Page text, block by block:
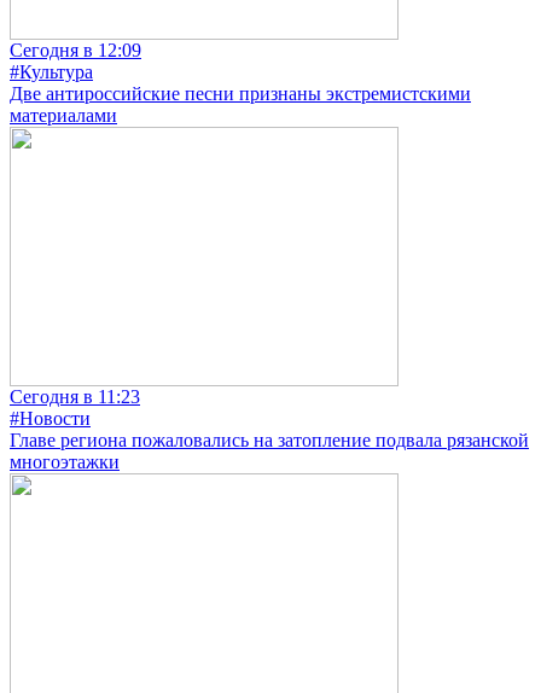
Сегодня в 12:09
#Культура
Две антироссийские песни признаны экстремистскими
материалами
Сегодня в 11:23
#Новости
Главе региона пожаловались на затопление подвала рязанской
многоэтажки